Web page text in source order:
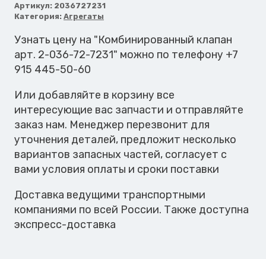
клапан
Артикул: 2036727231
Категория: Агрегаты
Узнать цену на "Комбинированный клапан
арт. 2-036-72-7231" можно по телефону +7
915 445-50-60
Или добавляйте в корзину все
интересующие вас запчасти и отправляйте
заказ нам. Менеджер перезвонит для
уточнения деталей, предложит несколько
вариантов запасных частей, согласует с
вами условия оплаты и сроки поставки
Доставка ведущими транспортными
компаниями по всей России. Также доступна
экспресс-доставка